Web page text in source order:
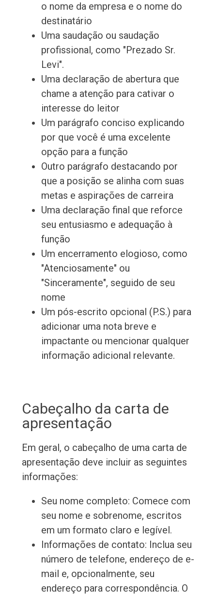
o nome da empresa e o nome do
destinatário
Uma saudação ou saudação
profissional, como "Prezado Sr.
Levi".
Uma declaração de abertura que
chame a atenção para cativar o
interesse do leitor
Um parágrafo conciso explicando
por que você é uma excelente
opção para a função
Outro parágrafo destacando por
que a posição se alinha com suas
metas e aspirações de carreira
Uma declaração final que reforce
seu entusiasmo e adequação à
função
Um encerramento elogioso, como
"Atenciosamente" ou
"Sinceramente", seguido de seu
nome
Um pós-escrito opcional (P.S.) para
adicionar uma nota breve e
impactante ou mencionar qualquer
informação adicional relevante.
Cabeçalho da carta de
apresentação
Em geral, o cabeçalho de uma carta de
apresentação deve incluir as seguintes
informações:
Seu nome completo: Comece com
seu nome e sobrenome, escritos
em um formato claro e legível.
Informações de contato: Inclua seu
número de telefone, endereço de e-
mail e, opcionalmente, seu
endereço para correspondência. O